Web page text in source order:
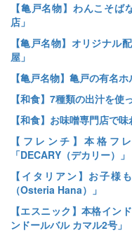
【亀戸名物】わんこそ
店」
【亀戸名物】オリジナル
屋」
【亀戸名物】亀戸の有名
【和食】7種類の出汁を使
【和食】お味噌専門店で
【フレンチ】本格フ
「DECARY（デカリー）」
【イタリアン】お子様
（Osteria Hana）」
【エスニック】本格イン
ンドールバル カマル2号」